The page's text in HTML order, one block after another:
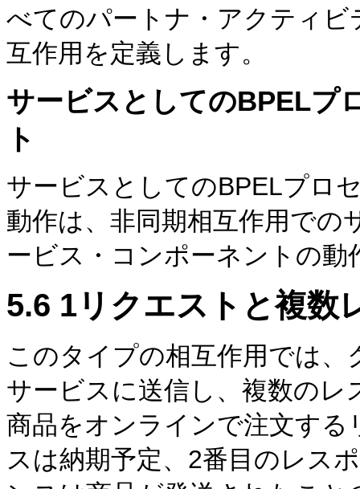
べてのパートナ・アクティ
互作用を定義します。
サービスとしてのBPELプ
ト
サービスとしてのBPELプロ
動作は、非同期相互作用での
ービス・コンポーネントの動
5.6 1リクエストと複数
このタイプの相互作用では
サービスに送信し、複数の
商品をオンラインで注文す
スは納期予定、2番目のレス